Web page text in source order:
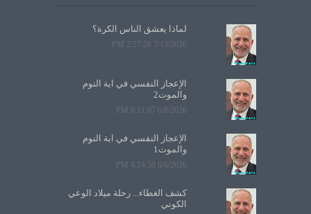
لماذا يعشق الناس الكرة؟
7/13/2026 2:27:26 PM
الإعجاز النفسي في آية النوم
والموت2
6/8/2026 6:11:07 PM
الإعجاز النفسي في آية النوم
والموت1
6/6/2026 4:24:58 PM
كشف الغطاء... رحلة ميلاد الوعي
الكوني